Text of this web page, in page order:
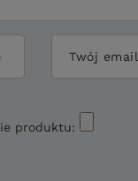
Twój email
produktu: